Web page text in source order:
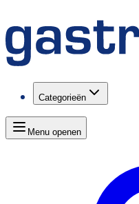
Categorieën
Menu openen